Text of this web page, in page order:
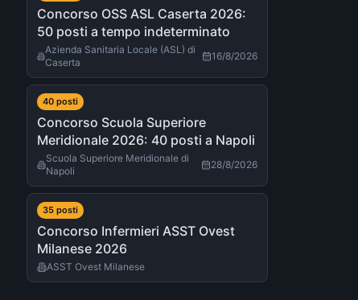
Concorso OSS ASL Caserta 2026:
50 posti a tempo indeterminato
Azienda Sanitaria Locale (ASL) di
Caserta
16/8/2026
40 posti
Concorso Scuola Superiore
Meridionale 2026: 40 posti a Napoli
Scuola Superiore Meridionale di
Napoli
28/8/2026
35 posti
Concorso Infermieri ASST Ovest
Milanese 2026
ASST Ovest Milanese